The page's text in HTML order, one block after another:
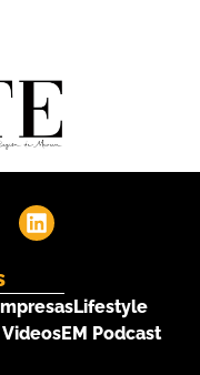
Lifestyle
VideosEM Podcast